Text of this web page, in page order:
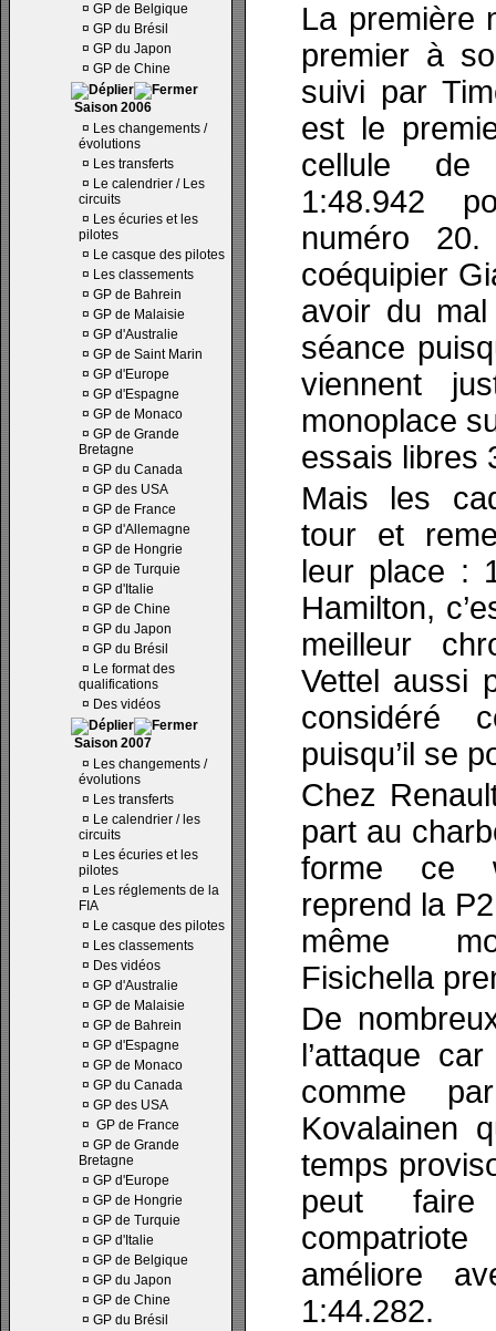
¤ GP de Belgique
¤ GP du Brésil
¤ GP du Japon
¤ GP de Chine
Saison 2006
¤ Les changements /
évolutions
¤ Les transferts
¤ Le calendrier / Les
circuits
¤ Les écuries et les
pilotes
¤ Le casque des pilotes
¤ Les classements
¤ GP de Bahrein
¤ GP de Malaisie
¤ GP d'Australie
¤ GP de Saint Marin
¤ GP d'Europe
¤ GP d'Espagne
¤ GP de Monaco
¤ GP de Grande
Bretagne
¤ GP du Canada
¤ GP des USA
¤ GP de France
¤ GP d'Allemagne
¤ GP de Hongrie
¤ GP de Turquie
¤ GP d'Italie
¤ GP de Chine
¤ GP du Japon
¤ GP du Brésil
¤ Le format des
qualifications
¤ Des vidéos
Saison 2007
¤ Les changements /
évolutions
¤ Les transferts
¤ Le calendrier / les
circuits
¤ Les écuries et les
pilotes
¤ Les réglements de la
FIA
¤ Le casque des pilotes
¤ Les classements
¤ Des vidéos
¤ GP d'Australie
¤ GP de Malaisie
¤ GP de Bahrein
¤ GP d'Espagne
¤ GP de Monaco
¤ GP du Canada
¤ GP des USA
¤ GP de France
¤ GP de Grande
Bretagne
¤ GP d'Europe
¤ GP de Hongrie
¤ GP de Turquie
¤ GP d'Italie
¤ GP de Belgique
¤ GP du Japon
¤ GP de Chine
¤ GP du Brésil
La première
premier à
suivi par
est le
cellule de
1:48.942
numéro
coéquipier
avoir du
séance
viennent
monoplace
essais libres
Mais les
tour et
leur place :
Hamilton,
meilleur
Vettel aussi
considéré
puisqu’il se
Chez
part au
forme ce
reprend la
même
Fisichella
De
l’attaque
comme
Kovalainen
temps
peut
améliore
1:44.282.